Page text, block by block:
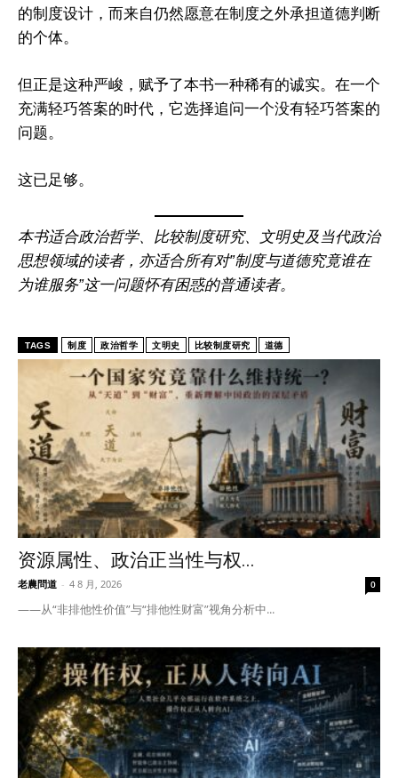
I WANT IN
I've read and accept the Privacy Policy.
的制度设计，而来自仍然愿意在制度之外承担道德判断
的个体。
但正是这种严峻，赋予了本书一种稀有的诚实。在一个
充满轻巧答案的时代，它选择追问一个没有轻巧答案的
问题。
这已足够。
本书适合政治哲学、比较制度研究、文明史及当代政治
思想领域的读者，亦适合所有对”制度与道德究竟谁在
为谁服务”这一问题怀有困惑的普通读者。
TAGS 制度 政治哲学 文明史 比较制度研究 道德
资源属性、政治正当性与权...
老農問道 - 4 8 月, 2026 0
——从“非排他性价值”与“排他性财富”视角分析中...